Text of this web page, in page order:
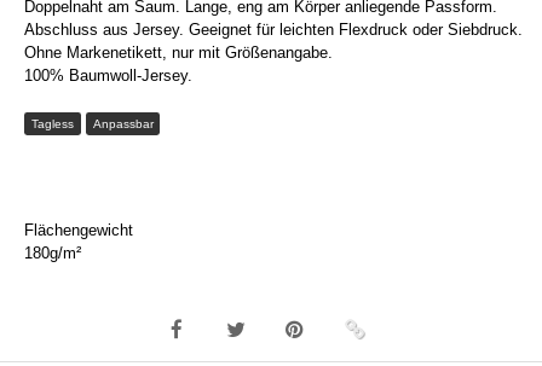
Doppelnaht am Saum. Lange, eng am Körper anliegende Passform.
Abschluss aus Jersey. Geeignet für leichten Flexdruck oder Siebdruck.
Ohne Markenetikett, nur mit Größenangabe.
100% Baumwoll-Jersey.
Tagless Anpassbar
Flächengewicht
180g/m²